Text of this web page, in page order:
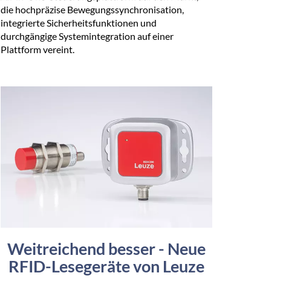
die hochpräzise Bewegungssynchronisation,
integrierte Sicherheitsfunktionen und
durchgängige Systemintegration auf einer
Plattform vereint.
Weitreichend besser - Neue
RFID-Lesegeräte von Leuze